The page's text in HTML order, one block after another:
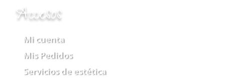
Accesos
Mi cuenta
Mis Pedidos
Servicios de estética